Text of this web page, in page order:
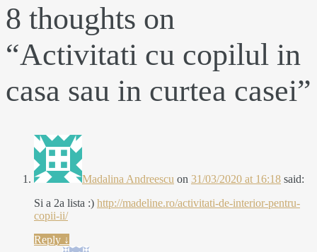
8 thoughts on
“Activitati cu copilul in
casa sau in curtea casei”
Madalina Andreescu on 31/03/2020 at 16:18 said:
Si a 2a lista :) http://madeline.ro/activitati-de-interior-pentru-
copii-ii/
Reply ↓